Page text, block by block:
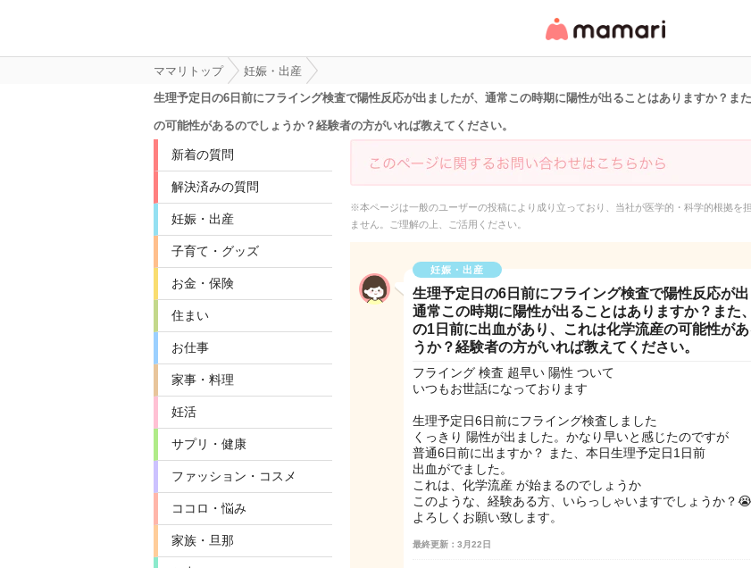
リ・情報サイト
ママリトップ
妊娠・出産
生理予定日の6日前にフライング検査で陽性反応が出ましたが、通常この時期に陽性が出ることはありますか？ま
の可能性があるのでしょうか？経験者の方がいれば教えてください。
新着の質問
解決済みの質問
妊娠・出産
子育て・グッズ
お金・保険
住まい
お仕事
家事・料理
妊活
サプリ・健康
ファッション・コスメ
ココロ・悩み
家族・旦那
※本ページは一般のユーザーの投稿により成り立っており、当社が医学的・科学的根拠を
ません。ご理解の上、ご活用ください。
妊娠・出産
生理予定日の6日前にフライング検査で陽性反応が出
通常この時期に陽性が出ることはありますか？また
の1日前に出血があり、これは化学流産の可能性があ
うか？経験者の方がいれば教えてください。
フライング 検査 超早い 陽性 ついて
いつもお世話になっております
生理予定日6日前にフライング検査しました
くっきり 陽性が出ました。かなり早いと感じたのですが
普通6日前に出ますか？ また、本日生理予定日1日前
出血がでました。
これは、化学流産 が始まるのでしょうか
このような、経験ある方、いらっしゃいますでしょうか？
よろしくお願い致します。
最終更新：3月22日